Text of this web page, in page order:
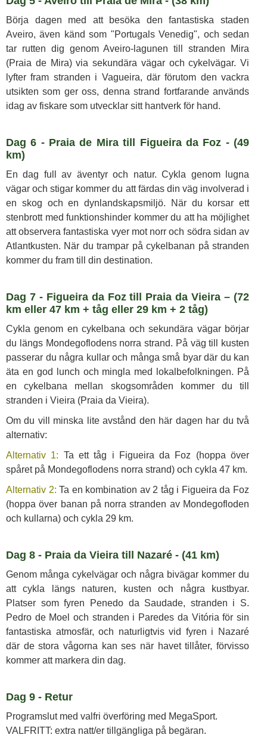
Börja dagen med att besöka den fantastiska staden
Aveiro, även känd som "Portugals Venedig", och sedan
tar rutten dig genom Aveiro-lagunen till stranden Mira
(Praia de Mira) via sekundära vägar och cykelvägar. Vi
lyfter fram stranden i Vagueira, där förutom den vackra
utsikten som ger oss, denna strand fortfarande används
idag av fiskare som utvecklar sitt hantverk för hand.
Dag 6 - Praia de Mira till Figueira da Foz - (49
km)
En dag full av äventyr och natur. Cykla genom lugna
vägar och stigar kommer du att färdas din väg involverad i
en skog och en dynlandskapsmiljö. När du korsar ett
stenbrott med funktionshinder kommer du att ha möjlighet
att observera fantastiska vyer mot norr och södra sidan av
Atlantkusten. När du trampar på cykelbanan på stranden
kommer du fram till din destination.
Dag 7 - Figueira da Foz till Praia da Vieira – (72
km eller 47 km + tåg eller 29 km + 2 tåg)
Cykla genom en cykelbana och sekundära vägar börjar
du längs Mondegoflodens norra strand. På väg till kusten
passerar du några kullar och många små byar där du kan
äta en god lunch och mingla med lokalbefolkningen. På
en cykelbana mellan skogsområden kommer du till
stranden i Vieira (Praia da Vieira).
Om du vill minska lite avstånd den här dagen har du två
alternativ:
Alternativ 1: Ta ett tåg i Figueira da Foz (hoppa över
spåret på Mondegoflodens norra strand) och cykla 47 km.
Alternativ 2: Ta en kombination av 2 tåg i Figueira da Foz
(hoppa över banan på norra stranden av Mondegofloden
och kullarna) och cykla 29 km.
Dag 8 - Praia da Vieira till Nazaré - (41 km)
Genom många cykelvägar och några bivägar kommer du
att cykla längs naturen, kusten och några kustbyar.
Platser som fyren Penedo da Saudade, stranden i S.
Pedro de Moel och stranden i Paredes da Vitória för sin
fantastiska atmosfär, och naturligtvis vid fyren i Nazaré
där de stora vågorna kan ses när havet tillåter, förvisso
kommer att markera din dag.
Dag 9 - Retur
Programslut med valfri överföring med MegaSport.
VALFRITT: extra natt/er tillgängliga på begäran.